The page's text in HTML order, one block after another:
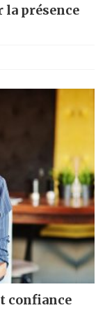
la présence
confiance